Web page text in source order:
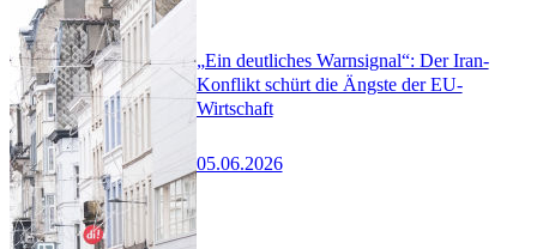
„Ein deutliches Warnsignal“: Der Iran-
Konflikt schürt die Ängste der EU-
Wirtschaft
05.06.2026